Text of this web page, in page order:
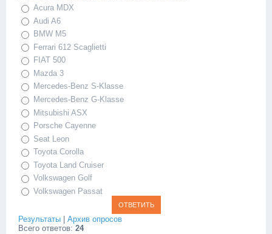
Acura MDX
Audi A6
BMW M5
Ferrari 612 Scaglietti
FIAT 500
Mazda 3
Mercedes-Benz S-Klasse
Mercedes-Benz G-Klasse
Mitsubishi ASX
Porsche Cayenne
Seat Leon
Toyota Corolla
Toyota Land Cruiser
Volkswagen Golf
Volkswagen Passat
Результаты
Архив опросов
Всего ответов: 24